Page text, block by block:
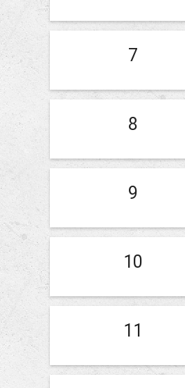
7
8
9
10
11